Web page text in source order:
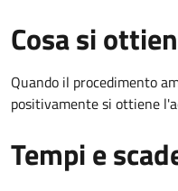
Cosa si
Quando il procedimento
positivamente si ottiene
Tempi e